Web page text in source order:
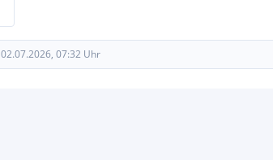
02.07.2026, 07:32 Uhr